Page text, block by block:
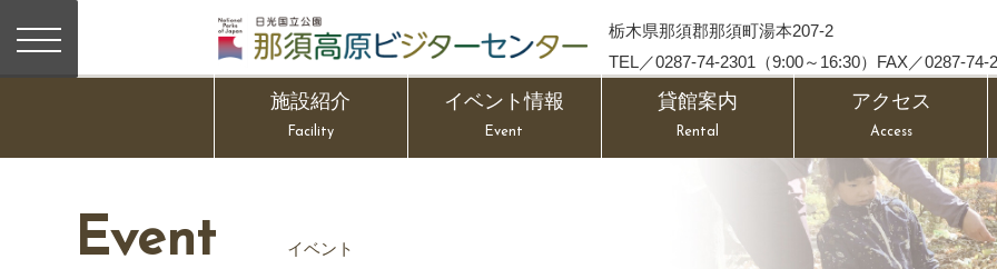
栃木県那須郡那須町湯本207-2
TEL／0287-74-2301（9:00～16:30）FAX／0287-74-
施設紹介
Facility
イベント情報
Event
貸館案内
Rental
アクセス
Access
Event イベント